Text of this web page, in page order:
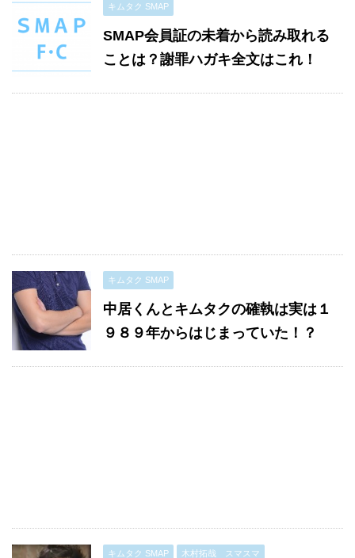
キムタク SMAP
SMAP会員証の未着から読み取れる
ことは？謝罪ハガキ全文はこれ！
キムタク SMAP
中居くんとキムタクの確執は実は１
９８９年からはじまっていた！？
キムタク SMAP 木村拓哉 スマスマ